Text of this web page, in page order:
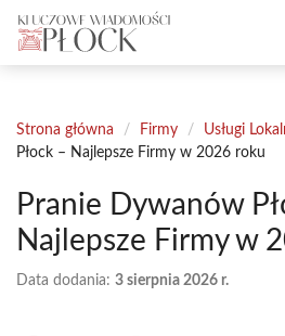
Przejdź
treści
Strona główna / Firmy / Usługi
Płock – Najlepsze Firmy w 2026 roku
Pranie Dywanów
Najlepsze Firmy w
Data dodania: 3 sierpnia 2026 r.